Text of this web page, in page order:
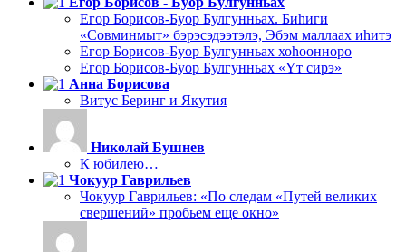
Егор Борисов-Буор Булгунньах. Биһиги
«Совминмыт» бэрэсэдээтэлэ, Эбэм маллаах иһитэ
Егор Борисов-Буор Булгунньах хоһоонноро
Егор Борисов-Буор Булгунньах «Үт сирэ»
Анна Борисова
Витус Беринг и Якутия
Николай Бушнев
К юбилею…
Чокуур Гаврильев
Чокуур Гаврильев: «По следам «Путей великих
свершений» пробьем еще окно»